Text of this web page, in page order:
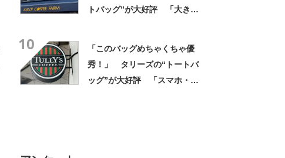
トバッグ”が大好評 「大きさ
10
「このバッグめちゃくちゃ優
秀！」 タリーズの“トートバ
ッグ”が大好評 「スマホ・財